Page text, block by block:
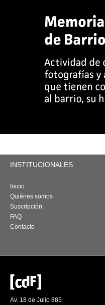
INSTITUCIONALES
Inicio
Quiénes somos
Suscripción
FAQ
Contacto
Av. 18 de Julio 885